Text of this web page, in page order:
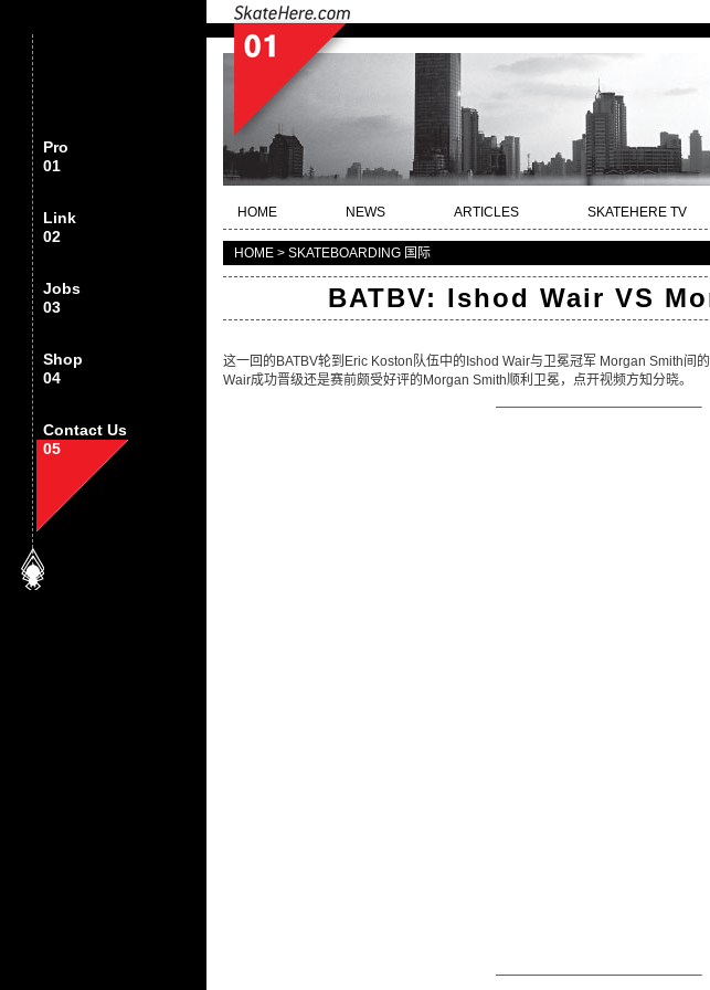
Pro
01
Link
02
Jobs
03
Shop
04
Contact Us
05
HOME NEWS ARTICLES SKATEHERE TV
HOME > SKATEBOARDING 国际
BATBV: Ishod Wair VS
这一回的BATBV轮到Eric Koston队伍中的Ishod Wair与卫冕冠军 Morgan Smith间
Wair成功晋级还是赛前颇受好评的Morgan Smith顺利卫冕，点开视频方知分晓。
———————————————–
———————————————–